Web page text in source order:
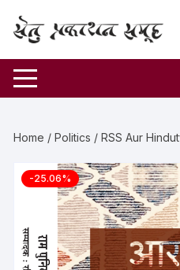
Home /Politics / RSS Aur
-25.06%